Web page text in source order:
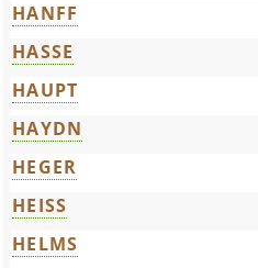
HANFF
HASSE
HAUPT
HAYDN
HEGER
HEISS
HELMS